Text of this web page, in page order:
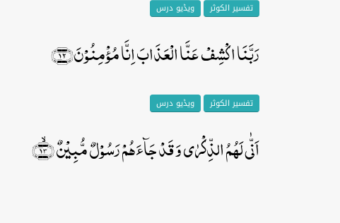
تفسیر الکوثر ویڈیو درس
رَبَّنَا اکۡشِفۡ عَنَّا الۡعَذَابَ اِنَّا مُؤۡمِنُوۡنَ﴿۱۲﴾
تفسیر الکوثر ویڈیو درس
اَنّٰی لَہُمُ الذِّکۡرٰی وَ قَدۡ جَآءَہُمۡ رَسُوۡلٌ مُّبِیۡنٌ ﴿ۙ۱۳﴾